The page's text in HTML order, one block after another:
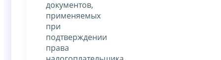
документов,
применяемых
при
подтверждении
права